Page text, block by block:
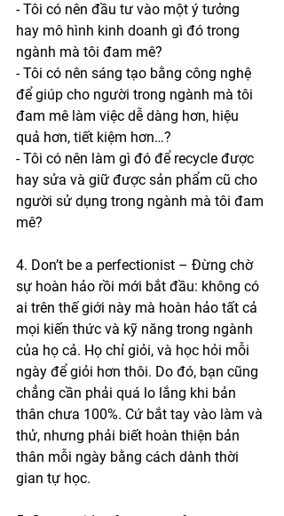
- Tôi có nên đầu tư vào một ý tưởng
hay mô hình kinh doanh gì đó trong
ngành mà tôi đam mê?
- Tôi có nên sáng tạo bằng công nghệ
để giúp cho người trong ngành mà tôi
đam mê làm việc dễ dàng hơn, hiệu
quả hơn, tiết kiệm hơn…?
- Tôi có nên làm gì đó để recycle được
hay sửa và giữ được sản phẩm cũ cho
người sử dụng trong ngành mà tôi đam
mê?
4. Don’t be a perfectionist – Đừng chờ
sự hoàn hảo rồi mới bắt đầu: không có
ai trên thế giới này mà hoàn hảo tất cả
mọi kiến thức và kỹ năng trong ngành
của họ cả. Họ chỉ giỏi, và học hỏi mỗi
ngày để giỏi hơn thôi. Do đó, bạn cũng
chẳng cần phải quá lo lắng khi bản
thân chưa 100%. Cứ bắt tay vào làm và
thử, nhưng phải biết hoàn thiện bản
thân mỗi ngày bằng cách dành thời
gian tự học.